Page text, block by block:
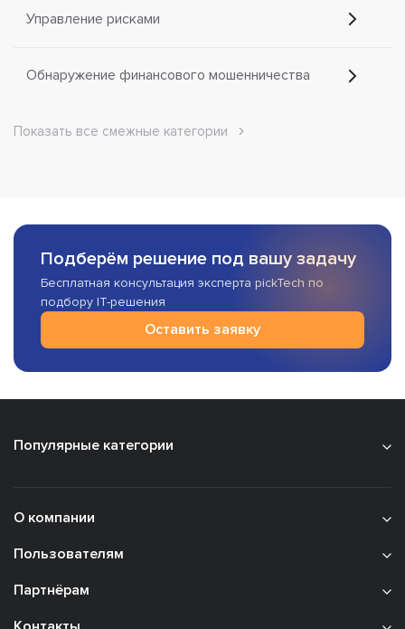
Управление рисками
Обнаружение финансового мошенничества
Показать все смежные категории
Подберём решение под вашу задачу
Бесплатная консультация эксперта pickTech по
подбору IT-решения
Оставить заявку
Популярные категории
О компании
Пользователям
Партнёрам